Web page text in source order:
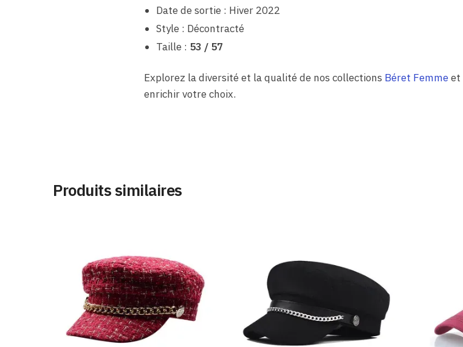
Date de sortie : Hiver 2022
Style : Décontracté
Taille : 53 / 57
Explorez la diversité et la qualité de nos collections Béret Femmeet
enrichir votre choix.
Produits similaires